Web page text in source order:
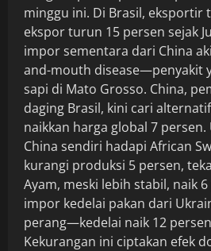
minggu ini. Di Brasil, eksportir
ekspor turun 15 persen sejak
impor sementara dari China
and-mouth disease—penyakit
sapi di Mato Grosso. China,
daging Brasil, kini cari
naikkan harga global 7
China sendiri hadapi African
kurangi produksi 5 persen,
Ayam, meski lebih stabil, naik
impor kedelai pakan dari
perang—kedelai naik 12
Kekurangan ini ciptakan efek